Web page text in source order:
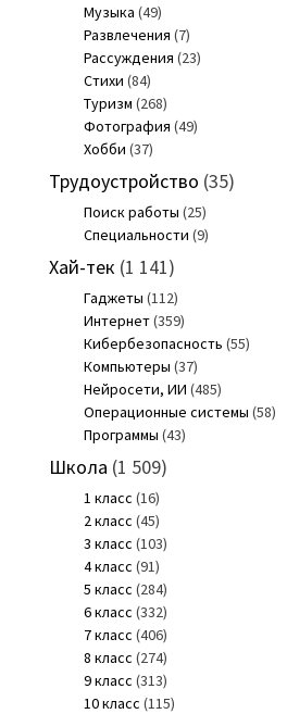
Музыка (49)
Развлечения (7)
Рассуждения (23)
Стихи (84)
Туризм (268)
Фотография (49)
Хобби (37)
Трудоустройство (35)
Поиск работы (25)
Специальности (9)
Хай-тек (1 141)
Гаджеты (112)
Интернет(359)
Кибербезопасность (55)
Компьютеры (37)
Нейросети, ИИ (485)
Операционные системы (58)
Программы (43)
Школа (1 509)
1 класс (16)
2 класс (45)
3 класс (103)
4 класс (91)
5 класс (284)
6 класс (332)
7 класс (406)
8 класс (274)
9 класс (313)
10 класс (115)